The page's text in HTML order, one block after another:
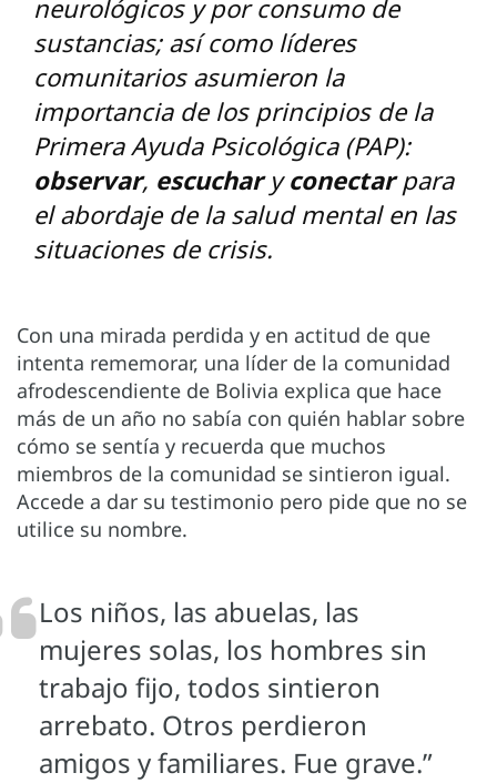
neurológicos y por consumo de
sustancias; así como líderes
comunitarios asumieron la
importancia de los principios de la
Primera Ayuda Psicológica (PAP):
observar, escucharyconectarpara
el abordaje de la salud mental en las
situaciones de crisis.
Con una mirada perdida y en actitud de que
intenta rememorar, una líder de la comunidad
afrodescendiente de Bolivia explica que hace
más de un año no sabía con quién hablar sobre
cómo se sentía y recuerda que muchos
miembros de la comunidad se sintieron igual.
Accede a dar su testimonio pero pide que no se
utilice su nombre.
Los niños, las abuelas, las
mujeres solas, los hombres sin
trabajo fijo, todos sintieron
arrebato. Otros perdieron
amigos y familiares. Fue grave.”